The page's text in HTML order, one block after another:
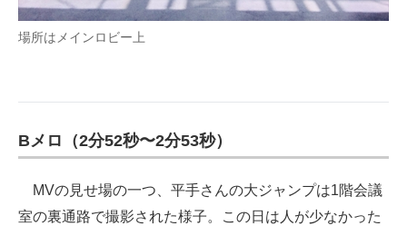
場所はメインロビー上
Bメロ（2分52秒〜2分53秒）
MVの見せ場の一つ、平手さんの大ジャンプは1階会議
室の裏通路で撮影された様子。この日は人が少なかった